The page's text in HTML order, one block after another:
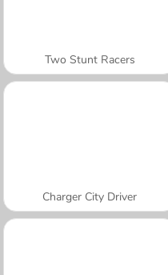
Two Stunt Racers
Charger City Driver